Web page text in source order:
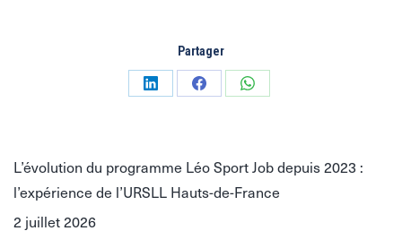
Partager
PartagerPartagerPartager
L’évolution du programme Léo Sport Job depuis 2023 :
l’expérience de l’URSLL Hauts-de-France
2 juillet 2026